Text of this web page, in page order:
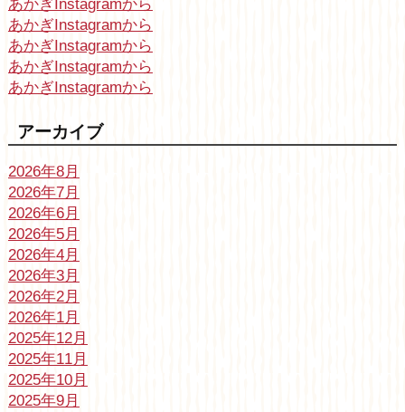
あかぎInstagramから
あかぎInstagramから
あかぎInstagramから
あかぎInstagramから
あかぎInstagramから
アーカイブ
2026年8月
2026年7月
2026年6月
2026年5月
2026年4月
2026年3月
2026年2月
2026年1月
2025年12月
2025年11月
2025年10月
2025年9月